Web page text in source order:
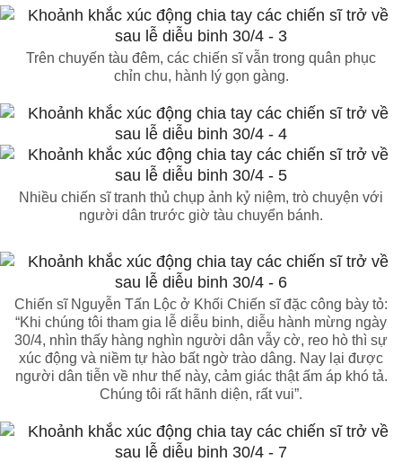
Trên chuyến tàu đêm, các chiến sĩ vẫn trong quân phục
chỉn chu, hành lý gọn gàng.
Nhiều chiến sĩ tranh thủ chụp ảnh kỷ niệm, trò chuyện với
người dân trước giờ tàu chuyển bánh.
Chiến sĩ Nguyễn Tấn Lộc ở Khối Chiến sĩ đặc công bày tỏ:
“Khi chúng tôi tham gia lễ diễu binh, diễu hành mừng ngày
30/4, nhìn thấy hàng nghìn người dân vẫy cờ, reo hò thì sự
xúc động và niềm tự hào bất ngờ trào dâng. Nay lại được
người dân tiễn về như thế này, cảm giác thật ấm áp khó tả.
Chúng tôi rất hãnh diện, rất vui”.